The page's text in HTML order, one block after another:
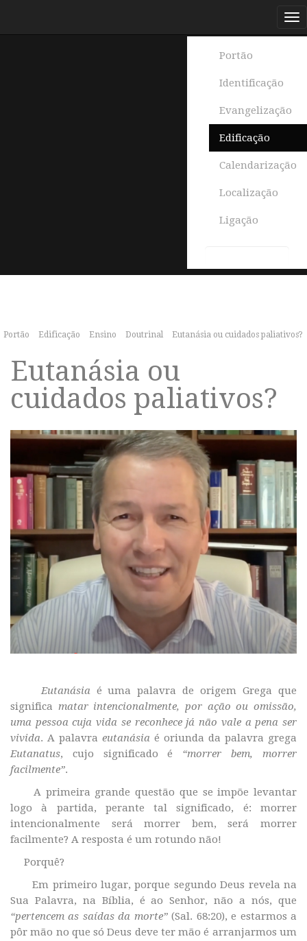
Portão
Identificação
Evangelização
Edificação
Calendarização
Localização
Ligação
Portão Edificação Ensino Doutrinal Eutanásia ou cuidados paliativos?
Eutanásia ou
cuidados paliativos?
Eutanásiaé uma palavra de origem Grega que
significa matar intencionalmente, por ação ou omissão,
uma pessoa cuja vida se reconhece já não vale a pena ser
vivida. A palavra eutanásia é oriunda da palavra grega
Eutanatus, cujo significado é “morrer bem, morrer
facilmente”.
A primeira grande questão que se impõe levantar
logo à partida, perante tal significado, é: morrer
intencionalmente será morrer bem, será morrer
facilmente? A resposta é um rotundo não!
Porquê?
Em primeiro lugar, porque segundo Deus revela na
Sua Palavra, na Bíblia, é ao Senhor, não a nós, que
“pertencem as saídas da morte”(Sal. 68:20), e estarmos a
pôr mão no que só Deus deve ter mão é arranjarmos um